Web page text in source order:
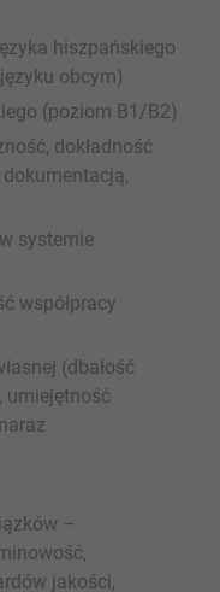
hiszpańskiego
obcym)
(poziom B1/B2)
dokładność
systemie
współpracy
(dbałość
umiejętność
–
jakości,